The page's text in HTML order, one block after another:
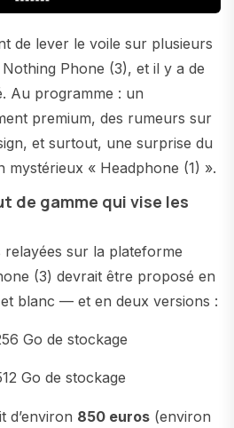
de lever le voile sur plusieurs
Phone (3), et il y a de
Au programme : un
premium, des rumeurs sur
et surtout, une surprise du
mystérieux « Headphone (1) ».
de gamme qui vise les
sur la plateforme
(3) devrait être proposé en
blanc — et en deux versions :
Go de stockage
Go de stockage
d’environ 850 euros (environ